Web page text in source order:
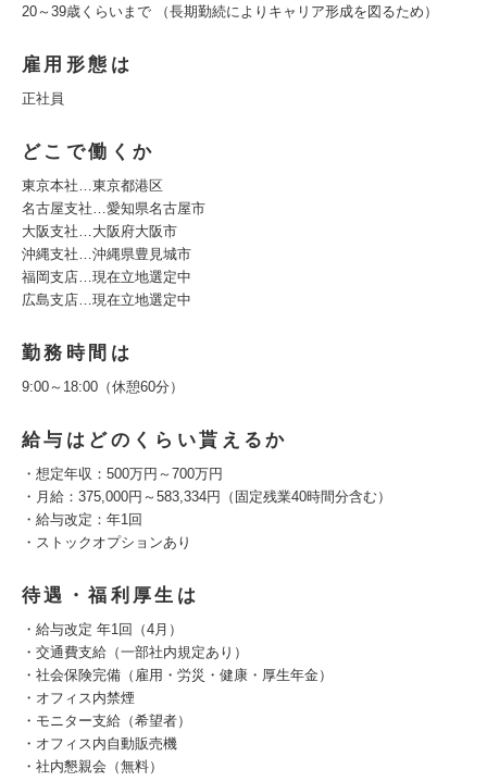
20～39歳くらいまで （長期勤続によりキャリア形成を図るため）
雇用形態は
正社員
どこで働くか
東京本社…東京都港区
名古屋支社…愛知県名古屋市
大阪支社…大阪府大阪市
沖縄支社…沖縄県豊見城市
福岡支店…現在立地選定中
広島支店…現在立地選定中
勤務時間は
9:00～18:00（休憩60分）
給与はどのくらい貰えるか
・想定年収：500万円～700万円
・月給：375,000円～583,334円（固定残業40時間分含む）
・給与改定：年1回
・ストックオプションあり
待遇・福利厚生は
・給与改定 年1回（4月）
・交通費支給（一部社内規定あり）
・社会保険完備（雇用・労災・健康・厚生年金）
・オフィス内禁煙
・モニター支給（希望者）
・オフィス内自動販売機
・社内懇親会（無料）